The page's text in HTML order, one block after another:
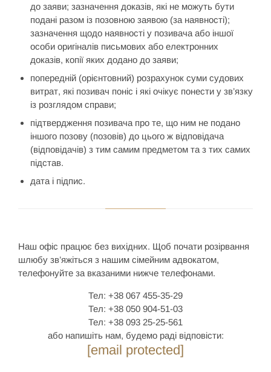
до заяви; зазначення доказів, які не можуть бути
подані разом із позовною заявою (за наявності);
зазначення щодо наявності у позивача або іншої
особи оригіналів письмових або електронних
доказів, копії яких додано до заяви;
попередній (орієнтовний) розрахунок суми судових
витрат, які позивач поніс і які очікує понести у зв’язку
із розглядом справи;
підтвердження позивача про те, що ним не подано
іншого позову (позовів) до цього ж відповідача
(відповідачів) з тим самим предметом та з тих самих
підстав.
дата і підпис.
Наш офіс працює без вихідних. Щоб почати розірвання
шлюбу зв’яжіться з нашим сімейним адвокатом,
телефонуйте за вказаними нижче телефонами.
Тел: +38 067 455-35-29
Тел: +38 050 904-51-03
Тел: +38 093 25-25-561
або напишіть нам, будемо раді відповісти:
[email protected]